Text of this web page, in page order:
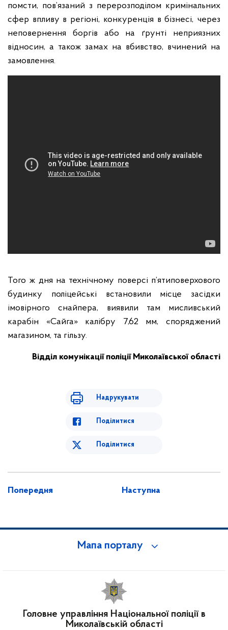
помсти, пов’язаний з перерозподілом кримінальних
сфер впливу в регіоні, конкуренція в бізнесі, через
неповернення боргів або на ґрунті неприязних
відносин, а також замах на вбивство, вчинений на
замовлення.
Того ж дня на технічному поверсі п’ятиповерхового
будинку поліцейські встановили місце засідки
імовірного снайпера, виявили там мисливський
карабін «Сайга» калібру 7,62 мм, споряджений
магазином, та гільзу.
Відділ комунікації поліції Миколаївської області
Надрукувати
Поділитися
Поділитися
Попередня Наступна
Мапа порталу
Головне управління Національної поліції в
Миколаївській області